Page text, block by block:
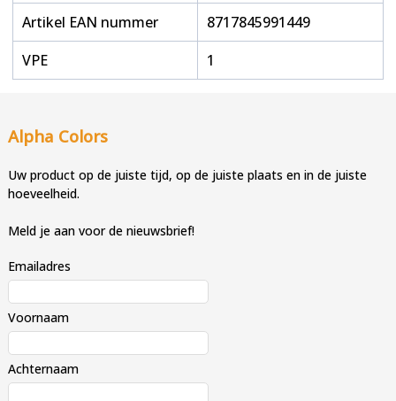
Artikel EAN nummer
8717845991449
VPE
1
Alpha Colors
Uw product op de juiste tijd, op de juiste plaats en in de juiste
hoeveelheid.
Meld je aan voor de nieuwsbrief!
Emailadres
Voornaam
Achternaam